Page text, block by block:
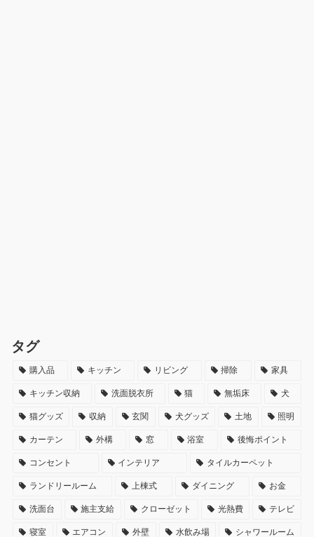
タグ
購入品 キッチン リビング 掃除 家具
キッチン収納 洗面脱衣所 猫 無垢床 犬
猫グッズ 収納 玄関 犬グッズ 土地 照明
カーテン 外構 窓 浴室 後悔ポイント
コンセント インテリア タイルカーペット
ランドリールーム 上棟式 ダイニング お金
洗面台 施主支給 クローゼット 光熱費 テレビ
寝室 エアコン 外壁 水飲み場 シャワールーム